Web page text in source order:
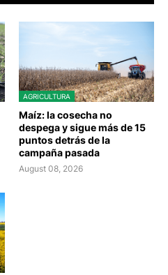
AGRICULTURA
Maíz: la cosecha no
despega y sigue más de 15
puntos detrás de la
campaña pasada
August 08, 2026